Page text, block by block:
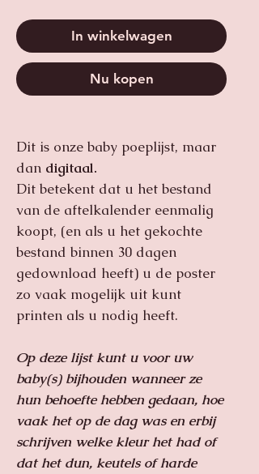
In winkelwagen
Nu kopen
Dit is onze baby poeplijst, maar
dan digitaal.
Dit betekent dat u het bestand
van de aftelkalender eenmalig
koopt, (en als u het gekochte
bestand binnen 30 dagen
gedownload heeft) u de poster
zo vaak mogelijk uit kunt
printen als u nodig heeft.
Op deze lijst kunt u voor uw
baby(s) bijhouden wanneer ze
hun behoefte hebben gedaan, hoe
vaak het op de dag was en erbij
schrijven welke kleur het had of
dat het dun, keutels of harde